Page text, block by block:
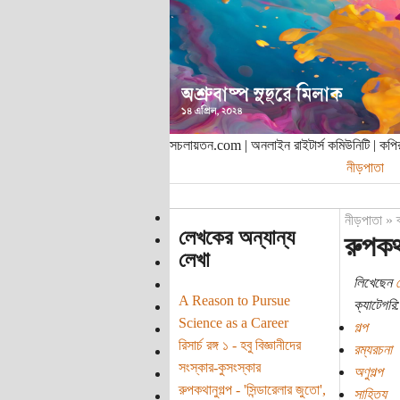
সচলায়তন.com | অনলাইন রাইটার্স কমিউনিটি |
নীড়পাতা
লেখকের অন্যান্য
লেখা
A Reason to Pursue
Science as a Career
রিসার্চ রঙ্গ ১ - হবু বিজ্ঞানীদের
সংস্কার-কুসংস্কার
রুপকথানুগল্প - 'সিন্ডারেলার জুতো',
নীড়পাতা»
লিখেছেন
ক্যাটেগরি:
গল্প
রম্যরচনা
অণুগল্প
সাহিত্য